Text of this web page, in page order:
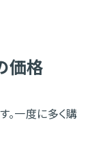
価格
。一度に多く購